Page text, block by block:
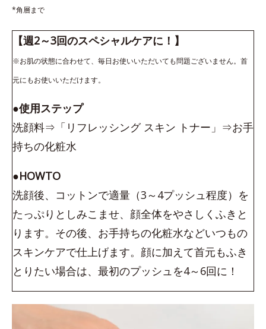
*角層まで
【週2～3回のスペシャルケアに！】
※お肌の状態に合わせて、毎日お使いいただいても問題ございません。首
元にもお使いいただけます。
●使用ステップ
洗顔料⇒「リフレッシング スキン トナー」⇒お手
持ちの化粧水
●HOWTO
洗顔後、コットンで適量（3～4プッシュ程度）を
たっぷりとしみこませ、顔全体をやさしくふきと
ります。その後、お手持ちの化粧水などいつもの
スキンケアで仕上げます。顔に加えて首元もふき
とりたい場合は、最初のプッシュを4～6回に！